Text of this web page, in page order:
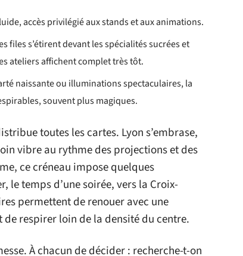
accès privilégié aux stands et aux animations.
files s’étirent devant les spécialités sucrées et
ateliers affichent complet très tôt.
naissante ou illuminations spectaculaires, la
souvent plus magiques.
toutes les cartes. Lyon s’embrase,
vibre au rythme des projections et des
ce créneau impose quelques
le temps d’une soirée, vers la Croix-
permettent de renouer avec une
respirer loin de la densité du centre.
À chacun de décider : recherche-t-on